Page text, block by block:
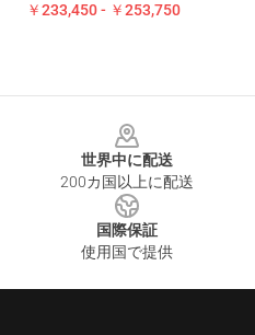
￥233,450 - ￥253,750
世界中に配送
200カ国以上に配送
国際保証
使用国で提供